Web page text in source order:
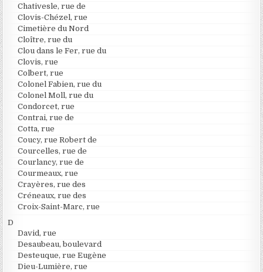
Chativesle, rue de
Clovis-Chézel, rue
Cimetière du Nord
Cloître, rue du
Clou dans le Fer, rue du
Clovis, rue
Colbert, rue
Colonel Fabien, rue du
Colonel Moll, rue du
Condorcet, rue
Contrai, rue de
Cotta, rue
Coucy, rue Robert de
Courcelles, rue de
Courlancy, rue de
Courmeaux, rue
Crayères, rue des
Créneaux, rue des
Croix-Saint-Marc, rue
D
David, rue
Desaubeau, boulevard
Desteuque, rue Eugène
Dieu-Lumière, rue